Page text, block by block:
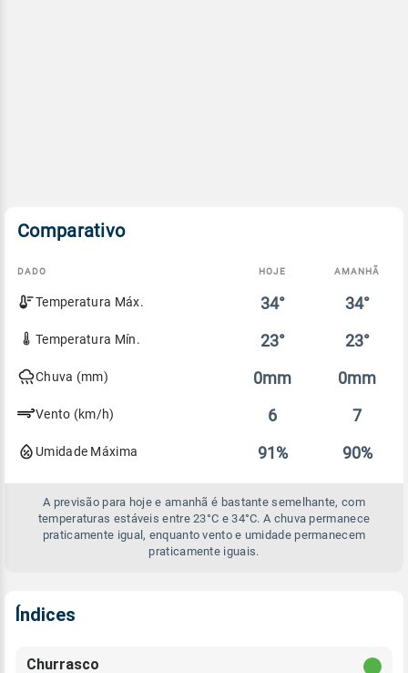
Comparativo
Comparativo
entre
previsão
hoje
DADO HOJE AMANHÃ
Temperatura Máx. 34° 34°
Temperatura Mín. 23° 23°
Chuva (mm) 0mm 0mm
Vento (km/h) 6 7
Umidade Máxima 91% 90%
A previsão para hoje e amanhã é bastante semelhante, com
temperaturas estáveis entre 23°C e 34°C. A chuva permanece
praticamente igual, enquanto vento e umidade permanecem
praticamente iguais.
Índices
Churrasco